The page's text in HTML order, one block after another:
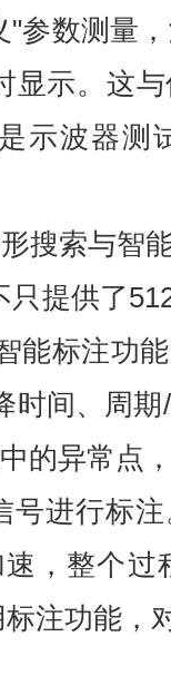
"参数测量
显示。这
示波器测
搜索与智
只提供了
能标注功
时间、周
的异常点
号进行标
，整个过
注功能，